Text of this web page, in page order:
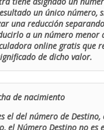
un único número,
una reducción
a un número menor
online gratis que
de dicho valor.
de nacimiento
el del número de
el Número Destino no